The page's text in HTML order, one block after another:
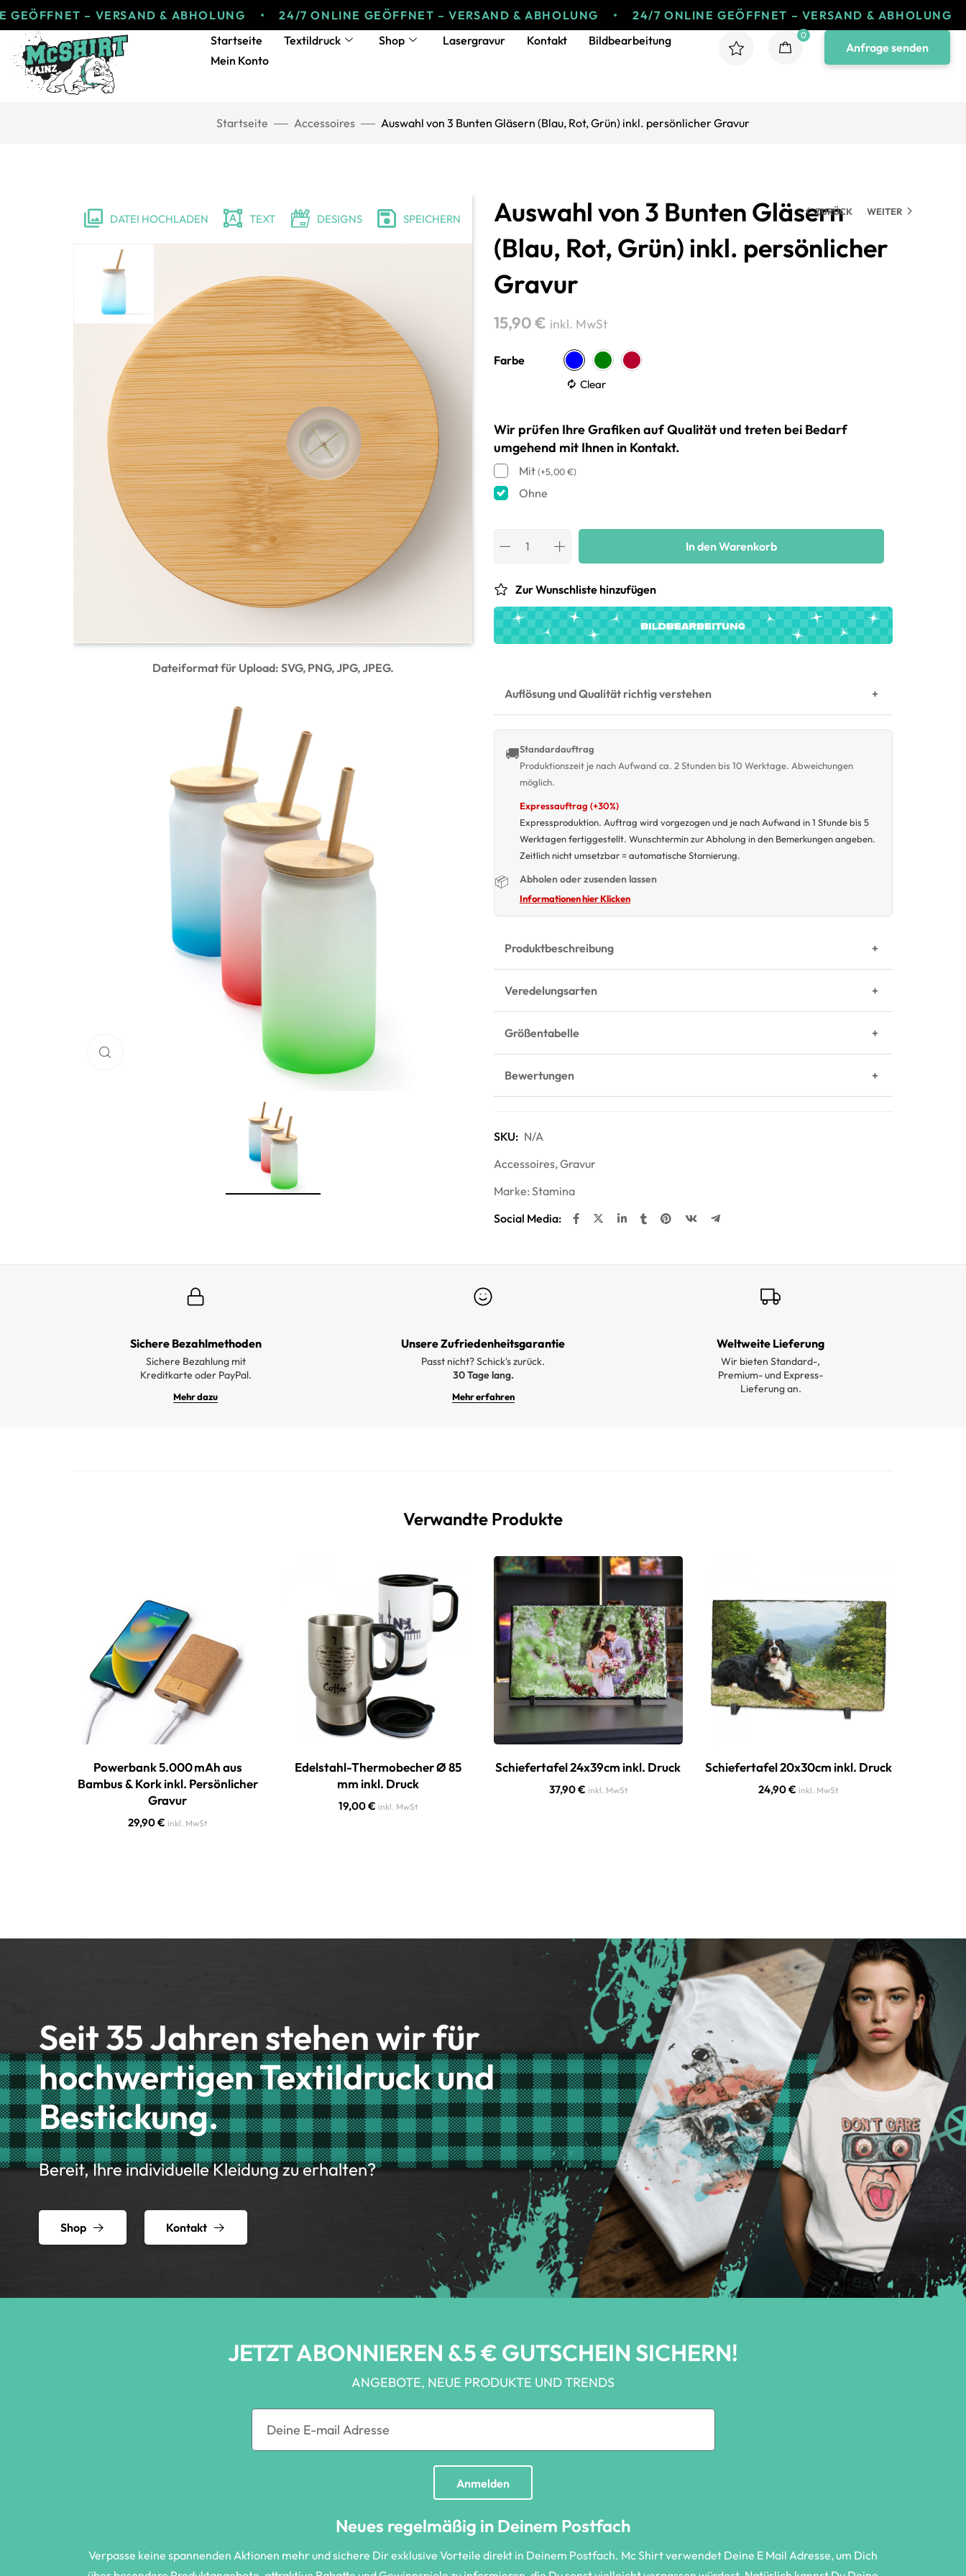
– VERSAND & ABHOLUNG 24/7 ONLINE GEÖFFNET – VERSAND & ABHOLUNG 24/7 ONLINE GEÖFFNET – VERSAND & ABHOLUNG
24/7
Startseite
Textildruck Shop Lasergravur Kontakt
Bildbearbeitung
Mein Konto
0
Anfrage senden
Startseite Accessoires Auswahl von 3 Bunten Gläsern (Blau, Rot, Grün) inkl. persönlicher Gravur
DATEI HOCHLADEN TEXT DESIGNS SPEICHERN
Dateiformat für Upload: SVG, PNG, JPG, JPEG.
ZURÜCK WEITER
Auswahl von 3 Bunten Gläsern
(Blau, Rot, Grün) inkl. persönlicher
Gravur
15,90€ inkl. MwSt
Farbe
Clear
Wir prüfen Ihre Grafiken auf Qualität und treten bei Bedarf
umgehend mit Ihnen in Kontakt.
Mit(+5,00€)
Ohne
In den Warenkorb
Zur Wunschliste hinzufügen
Auflösung und Qualität richtig verstehen
🚚Standardauftrag
Produktionszeit je nach Aufwand ca. 2 Stunden bis 10 Werktage. Abweichungen
möglich.
Expressauftrag (+30%)
Expressproduktion. Auftrag wird vorgezogen und je nach Aufwand in 1 Stunde bis 5
Werktagen fertiggestellt. Wunschtermin zur Abholung in den Bemerkungen angeben.
Zeitlich nicht umsetzbar = automatische Stornierung.
📦 Abholen oder zusenden lassen
Informationen hier Klicken
Produktbeschreibung
Veredelungsarten
Größentabelle
Bewertungen
SKU: N/A
Accessoires, Gravur
Marke: Stamina
Social Media:
Sichere Bezahlmethoden
Sichere Bezahlung mit
Kreditkarte oder PayPal.
Mehr dazu
Unsere Zufriedenheitsgarantie
Passt nicht? Schick's zurück.
30 Tage lang.
Mehr erfahren
Weltweite Lieferung
Wir bieten Standard-,
Premium- und Express-
Lieferung an.
Verwandte Produkte
Powerbank 5.000 mAh aus
Bambus & Kork inkl. Persönlicher
Gravur
29,90€ inkl. MwSt
Edelstahl-Thermobecher Ø 85
mm inkl. Druck
19,00€ inkl. MwSt
Schiefertafel 24x39cm inkl. Druck
37,90€ inkl. MwSt
Schiefertafel 20x30cm inkl. Druck
24,90€ inkl. MwSt
Seit 35 Jahren stehen wir für
hochwertigen Textildruck und
Bestickung.
Bereit, Ihre individuelle Kleidung zu erhalten?
Shop Kontakt
JETZT ABONNIEREN &5 € GUTSCHEIN SICHERN!
ANGEBOTE, NEUE PRODUKTE UND TRENDS
Anmelden
Neues regelmäßig in Deinem Postfach
Verpasse keine spannenden Aktionen mehr und sichere Dir exklusive Vorteile direkt in Deinem Postfach. Mc Shirt verwendet Deine E Mail Adresse, um Dich